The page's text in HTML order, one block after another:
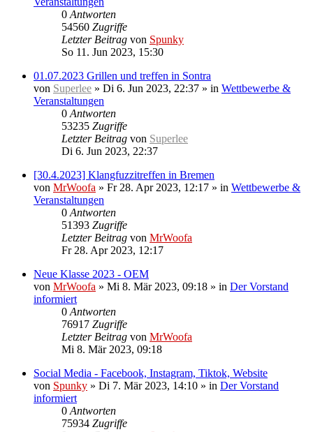
0 Antworten
54560 Zugriffe
Letzter Beitrag von Spunky
So 11. Jun 2023, 15:30
01.07.2023 Grillen und treffen in Sontra
von Superlee » Di 6. Jun 2023, 22:37 » in Wettbewerbe &
Veranstaltungen
0 Antworten
53235 Zugriffe
Letzter Beitrag von Superlee
Di 6. Jun 2023, 22:37
[30.4.2023] Klangfuzzitreffen in Bremen
von MrWoofa » Fr 28. Apr 2023, 12:17 » in Wettbewerbe &
Veranstaltungen
0 Antworten
51393 Zugriffe
Letzter Beitrag von MrWoofa
Fr 28. Apr 2023, 12:17
Neue Klasse 2023 - OEM
von MrWoofa » Mi 8. Mär 2023, 09:18 » in Der Vorstand
informiert
0 Antworten
76917 Zugriffe
Letzter Beitrag von MrWoofa
Mi 8. Mär 2023, 09:18
Social Media - Facebook, Instagram, Tiktok, Website
von Spunky » Di 7. Mär 2023, 14:10 » in Der Vorstand
informiert
0 Antworten
75934 Zugriffe